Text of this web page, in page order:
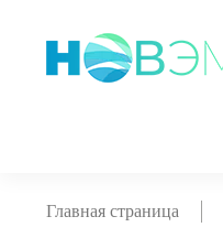
Главная страница